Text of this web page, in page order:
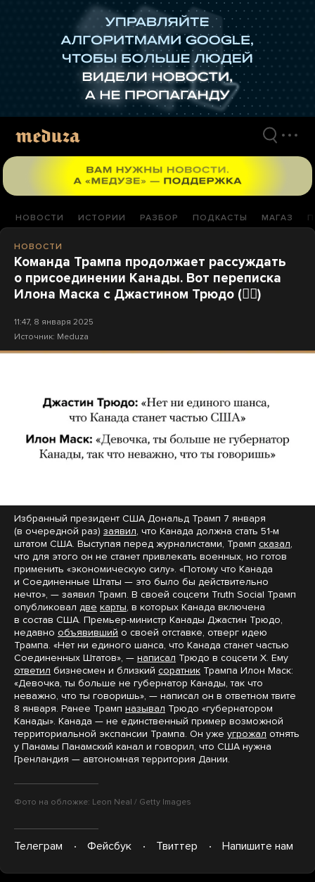
НОВОСТИ ИСТОРИИ РАЗБОР ПОДКАСТЫ МАГАЗ
НОВОСТИ
Команда Трампа продолжает рассуждать
о присоединении Канады. Вот переписка
Илона Маска с Джастином Трюдо (🤦‍♂️)
11:47, 8 января 2025
Источник: Meduza
Избранный президент США Дональд Трамп 7 января
(в очередной раз) заявил, что Канада должна стать 51-м
штатом США. Выступая перед журналистами, Трамп сказал,
что для этого он не станет привлекать военных, но готов
применить «экономическую силу». «Потому что Канада
и Соединенные Штаты — это было бы действительно
нечто», — заявил Трамп. В своей соцсети Truth Social Трамп
опубликовал две карты, в которых Канада включена
в состав США. Премьер-министр Канады Джастин Трюдо,
недавно объявивший о своей отставке, отверг идею
Трампа. «Нет ни единого шанса, что Канада станет частью
Соединенных Штатов», — написал Трюдо в соцсети X. Ему
ответил бизнесмен и близкий соратник Трампа Илон Маск:
«Девочка, ты больше не губернатор Канады, так что
неважно, что ты говоришь», — написал он в ответном твите
8 января. Ранее Трамп называл Трюдо «губернатором
Канады». Канада — не единственный пример возможной
территориальной экспансии Трампа. Он уже угрожал отнять
у Панамы Панамский канал и говорил, что США нужна
Гренландия — автономная территория Дании.
Фото на обложке: Leon Neal / Getty Images
Телеграм Фейсбук Твиттер Напишите нам